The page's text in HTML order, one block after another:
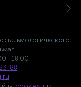
-18:00
88